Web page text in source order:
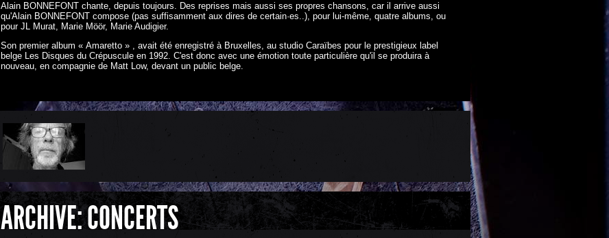
Alain BONNEFONT chante, depuis toujours. Des reprises mais aussi ses propres chansons, car il arrive aussi
qu'Alain BONNEFONT compose (pas suffisamment aux dires de certain·es..), pour lui-même, quatre albums, ou
pour JL Murat, Marie Möör, Marie Audigier.
Son premier album « Amaretto » , avait été enregistré à Bruxelles, au studio Caraïbes pour le prestigieux label
belge Les Disques du Crépuscule en 1992. C'est donc avec une émotion toute particulière qu'il se produira à
nouveau, en compagnie de Matt Low, devant un public belge.
ARCHIVE: CONCERTS